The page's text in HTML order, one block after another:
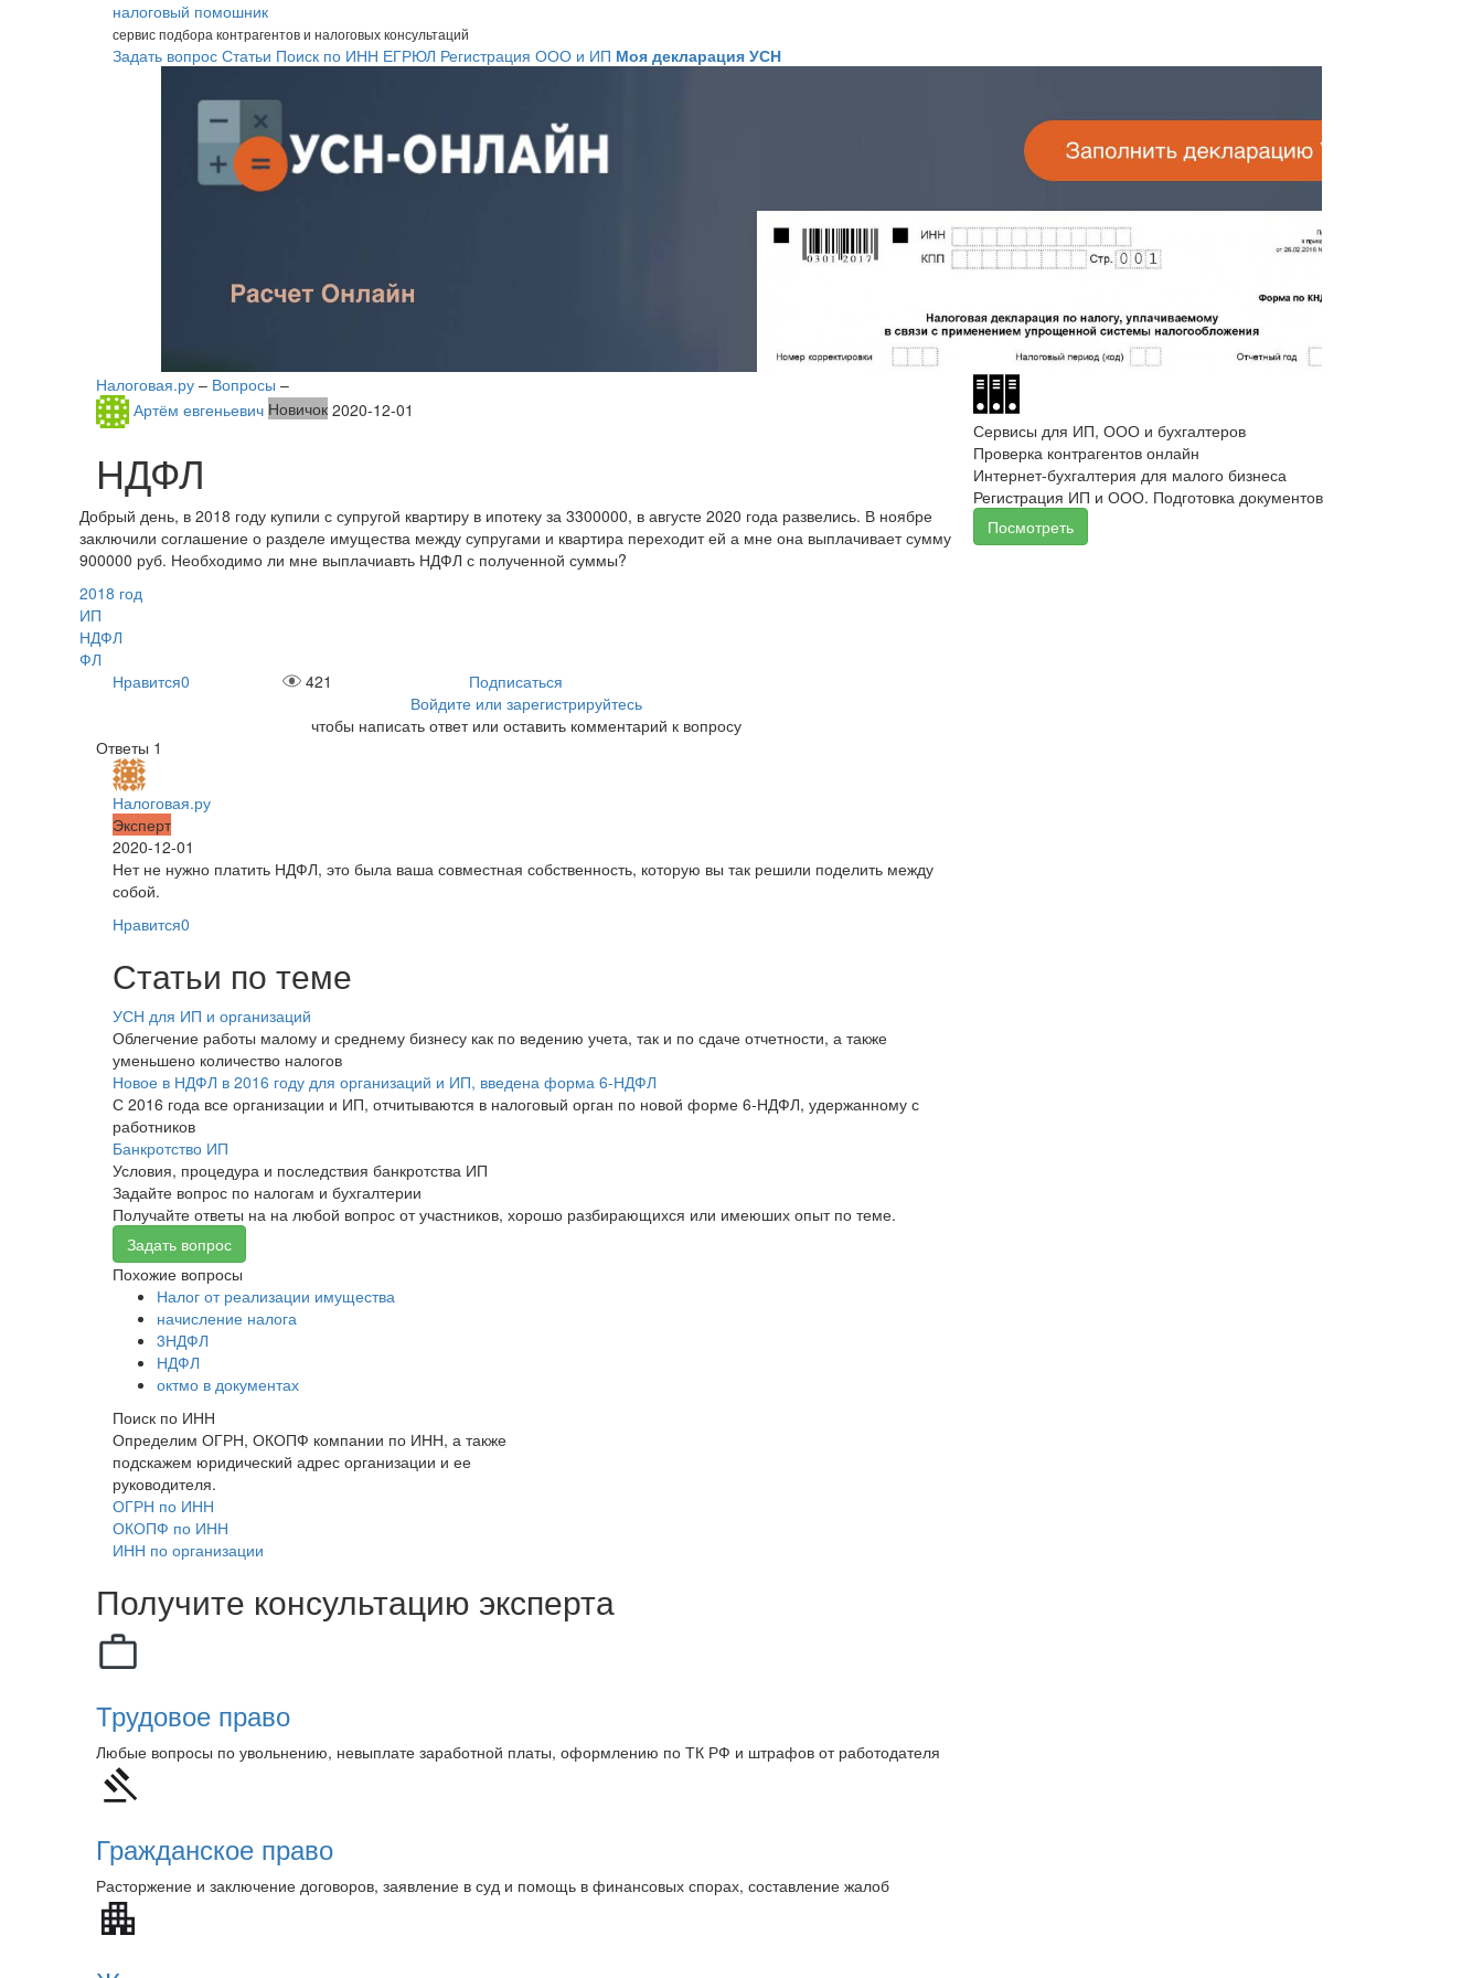
налоговый помошник
сервис подбора контрагентов и налоговых консультаций
Задать вопрос Статьи Поиск по ИНН ЕГРЮЛ Регистрация ООО и ИП Моя декларация УСН
Налоговая.ру – Вопросы –
Артём евгеньевич Новичок 2020-12-01
НДФЛ
Добрый день, в 2018 году купили с супругой квартиру в ипотеку за 3300000, в августе 2020 года развелись. В ноябре
заключили соглашение о разделе имущества между супругами и квартира переходит ей а мне она выплачивает сумму
900000 руб. Необходимо ли мне выплачиавть НДФЛ с полученной суммы?
2018 год
ИП
НДФЛ
ФЛ
Нравится0 421
Подписаться
Войдите или зарегистрируйтесь
чтобы написать ответ или оставить комментарий к вопросу
Ответы 1
Налоговая.ру
Эксперт
2020-12-01
Нет не нужно платить НДФЛ, это была ваша совместная собственность, которую вы так решили поделить между
собой.
Нравится0
Статьи по теме
УСН для ИП и организаций
Облегчение работы малому и среднему бизнесу как по ведению учета, так и по сдаче отчетности, а также
уменьшено количество налогов
Новое в НДФЛ в 2016 году для организаций и ИП, введена форма 6-НДФЛ
С 2016 года все организации и ИП, отчитываются в налоговый орган по новой форме 6-НДФЛ, удержанному с
работников
Банкротство ИП
Условия, процедура и последствия банкротства ИП
Задайте вопрос по налогам и бухгалтерии
Получайте ответы на на любой вопрос от участников, хорошо разбирающихся или имеюших опыт по теме.
Задать вопрос
Похожие вопросы
Налог от реализации имущества
начисление налога
3НДФЛ
НДФЛ
октмо в документах
Поиск по ИНН
Определим ОГРН, ОКОПФ компании по ИНН, а также
подскажем юридический адрес организации и ее
руководителя.
ОГРН по ИНН
ОКОПФ по ИНН
ИНН по организации
Сервисы для ИП, ООО и бухгалтеров
Проверка контрагентов онлайн
Интернет-бухгалтерия для малого бизнеса
Регистрация ИП и ООО. Подготовка документов
Посмотреть
Получите консультацию эксперта
Трудовое право
Любые вопросы по увольнению, невыплате заработной платы, оформлению по ТК РФ и штрафов от работодателя
Гражданское право
Расторжение и заключение договоров, заявление в суд и помощь в финансовых спорах, составление жалоб